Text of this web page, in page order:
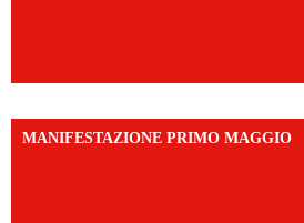
MANIFESTAZIONE PRIMO MAGGIO